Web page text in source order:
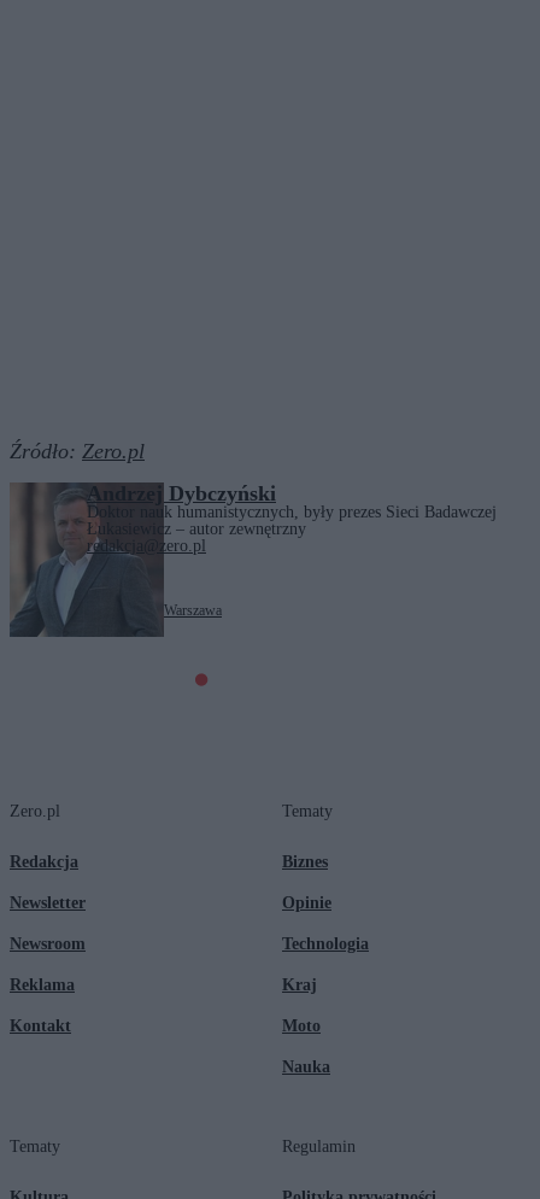
Źródło: Zero.pl
Andrzej Dybczyński
Doktor nauk humanistycznych, były prezes Sieci Badawczej
Łukasiewicz – autor zewnętrzny
redakcja@zero.pl
Tagi: kultura Warszawa
Zero.pl
Redakcja
Newsletter
Newsroom
Reklama
Kontakt
Tematy
Biznes
Opinie
Technologia
Kraj
Moto
Nauka
Tematy Regulamin